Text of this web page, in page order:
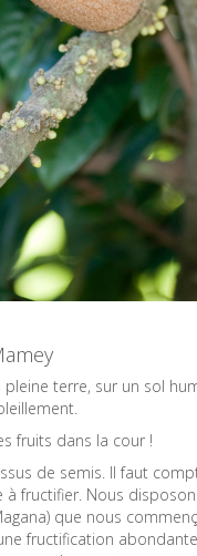
terre, sur un sol
fruits dans la cour !
de semis. Il faut
fructifier. Nous
que nous
fructification